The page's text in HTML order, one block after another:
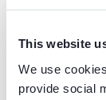
This website
We use
provide social
van
De